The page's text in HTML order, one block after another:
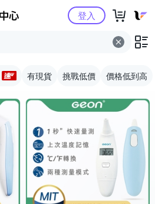
Yahoo購物中心登入
有現貨 挑戰低價 價格低到高